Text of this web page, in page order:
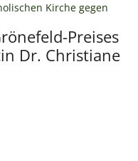
Kirche gegen
Preises
Dr. Christiane